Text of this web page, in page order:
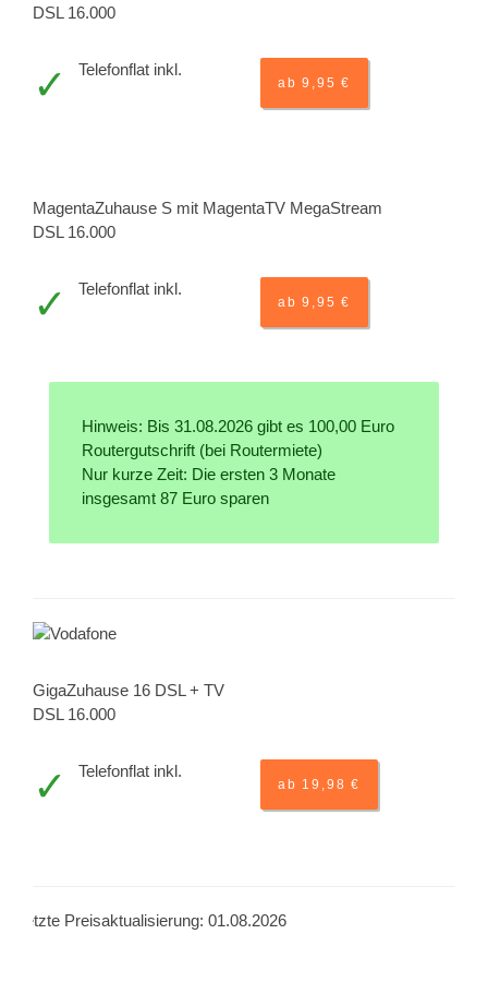
DSL 16.000
Telefonflat inkl.
ab 9,95 €
MagentaZuhause S mit MagentaTV MegaStream
DSL 16.000
Telefonflat inkl.
ab 9,95 €
Hinweis: Bis 31.08.2026 gibt es 100,00 Euro
Routergutschrift (bei Routermiete)
Nur kurze Zeit: Die ersten 3 Monate
insgesamt 87 Euro sparen
GigaZuhause 16 DSL + TV
DSL 16.000
Telefonflat inkl.
ab 19,98 €
Letzte Preisaktualisierung: 01.08.2026